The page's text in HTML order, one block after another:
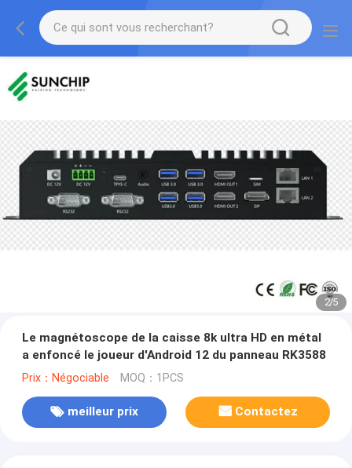
2/5
Le magnétoscope de la caisse 8k ultra HD en métal
a enfoncé le joueur d'Android 12 du panneau RK3588
Prix：Négociable MOQ：1PCS
meilleur prix Contactez